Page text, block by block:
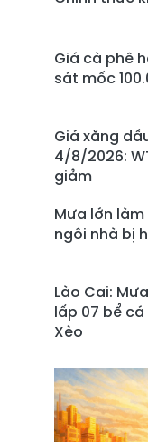
Giá cà phê
sát mốc
Giá xăng
4/8/2026:
giảm
Mưa lớn
ngôi nhà bị
Lào Cai:
lấp 07 bể
Xèo